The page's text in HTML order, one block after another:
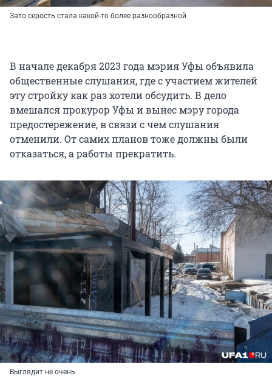
Зато серость стала какой-то более разнообразной
В начале декабря 2023 года мэрия Уфы объявила
общественные слушания, где с участием жителей
эту стройку как раз хотели обсудить. В дело
вмешался прокурор Уфы и вынес мэру города
предостережение, в связи с чем слушания
отменили. От самих планов тоже должны были
отказаться, а работы прекратить.
Выглядит не очень